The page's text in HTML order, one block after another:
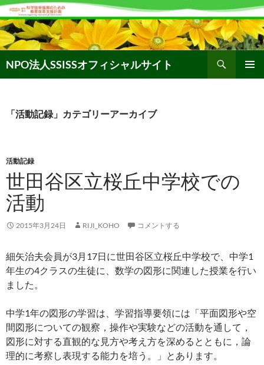
コ
ン
テ
ン
ツ
へ
NPO法人SSISSオフィシャルサイト
索
「活動記録」カテゴリーアーカイブ
活動記録
世田谷区立桜丘中学校での
活動
2015年3月24日 RIJI_KOHO コメントする
細矢治夫会員が3月17日に世田谷区立桜丘中学校で、中学1
年生の4クラスの生徒に、数学の図形に関連した授業を行い
ました。
中学1年の図形の学習は、学習指導要領には「平面図形や空
間図形についての観察，操作や実験などの活動を通して，
図形に対する直観的な見方や考え方を深めるとともに，論
理的に考察し表現する能力を培う。」とあります。